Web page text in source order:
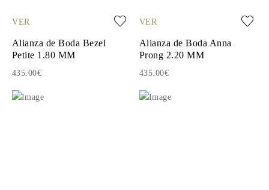
VER
Alianza de Boda Bezel
Petite 1.80 MM
435.00€
VER
Alianza de Boda Anna
Prong 2.20 MM
435.00€